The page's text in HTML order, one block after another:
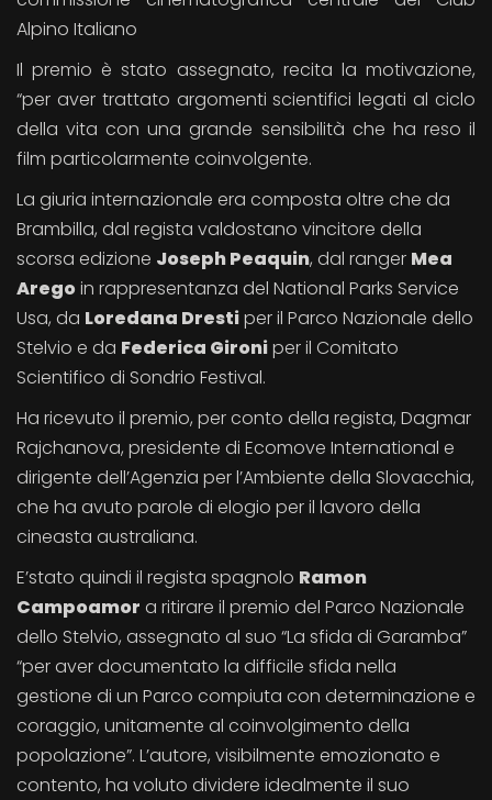
Alpino Italiano
Il premio è stato assegnato, recita la motivazione,
“per aver trattato argomenti scientifici legati al ciclo
della vita con una grande sensibilità che ha reso il
film particolarmente coinvolgente.
La giuria internazionale era composta oltre che da
Brambilla, dal regista valdostano vincitore della
scorsa edizione Joseph Peaquin, dal ranger Mea
Aregoin rappresentanza del National Parks Service
Usa, da Loredana Drestiper il Parco Nazionale dello
Stelvio e da Federica Gironiper il Comitato
Scientifico di Sondrio Festival.
Ha ricevuto il premio, per conto della regista, Dagmar
Rajchanova, presidente di Ecomove International e
dirigente dell’Agenzia per l’Ambiente della Slovacchia,
che ha avuto parole di elogio per il lavoro della
cineasta australiana.
E’stato quindi il regista spagnolo Ramon
Campoamor a ritirare il premio del Parco Nazionale
dello Stelvio, assegnato al suo “La sfida di Garamba”
“per aver documentato la difficile sfida nella
gestione di un Parco compiuta con determinazione e
coraggio, unitamente al coinvolgimento della
popolazione”. L’autore, visibilmente emozionato e
contento, ha voluto dividere idealmente il suo